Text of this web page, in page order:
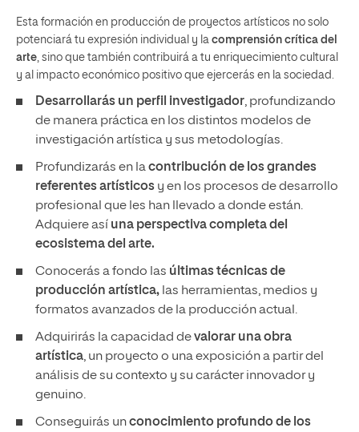
Esta formación en producción de proyectos artísticos no solo
potenciará tu expresión individual y la comprensión crítica del
arte, sino que también contribuirá a tu enriquecimiento cultural
y al impacto económico positivo que ejercerás en la sociedad.
Desarrollarás un perfil investigador, profundizando
de manera práctica en los distintos modelos de
investigación artística y sus metodologías.
Profundizarás en lacontribución de los grandes
referentes artísticos y en los procesos de desarrollo
profesional que les han llevado a donde están.
Adquiere así una perspectiva completa del
ecosistema del arte.
Conocerás a fondo las últimas técnicas de
producción artística, las herramientas, medios y
formatos avanzados de la producción actual.
Adquirirás la capacidad devalorar una obra
artística, un proyecto o una exposición a partir del
análisis de su contexto y su carácter innovador y
genuino.
Conseguirás unconocimiento profundo de los